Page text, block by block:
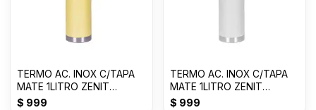
TERMO AC. INOX C/TAPA
MATE 1LITRO ZENIT
AMARILLO P ZF3Y
$ 999
TERMO AC. INOX C/TAPA
MATE 1LITRO ZENIT
BLANCO ZF3W
$ 999